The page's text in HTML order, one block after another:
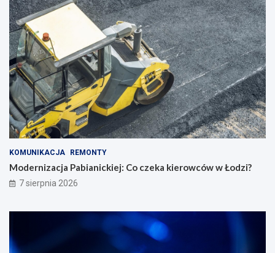
KOMUNIKACJA REMONTY
Modernizacja Pabianickiej: Co czeka kierowców w Łodzi?
7 sierpnia 2026